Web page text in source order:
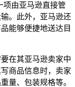
项由亚马逊直接管
。此外，亚马逊还
能够便捷地送达目
在其亚马逊卖家中
商品信息时，卖家
量、包装规格等。